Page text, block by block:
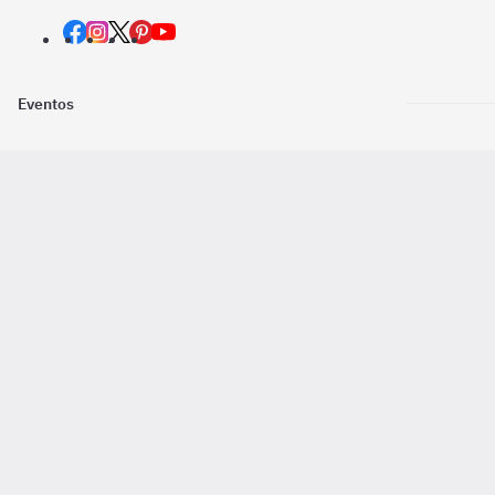
Eventos